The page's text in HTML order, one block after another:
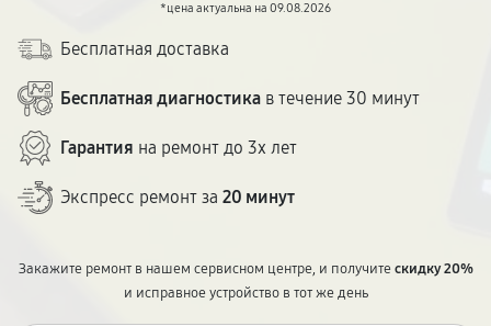
*цена актуальна на 09.08.2026
Бесплатная доставка
Бесплатная диагностика в течение 30 минут
Гарантия на ремонт до 3х лет
Экспресс ремонт за 20 минут
Закажите ремонт в нашем сервисном центре, и получитескидку 20%
и исправное устройство в тот же день